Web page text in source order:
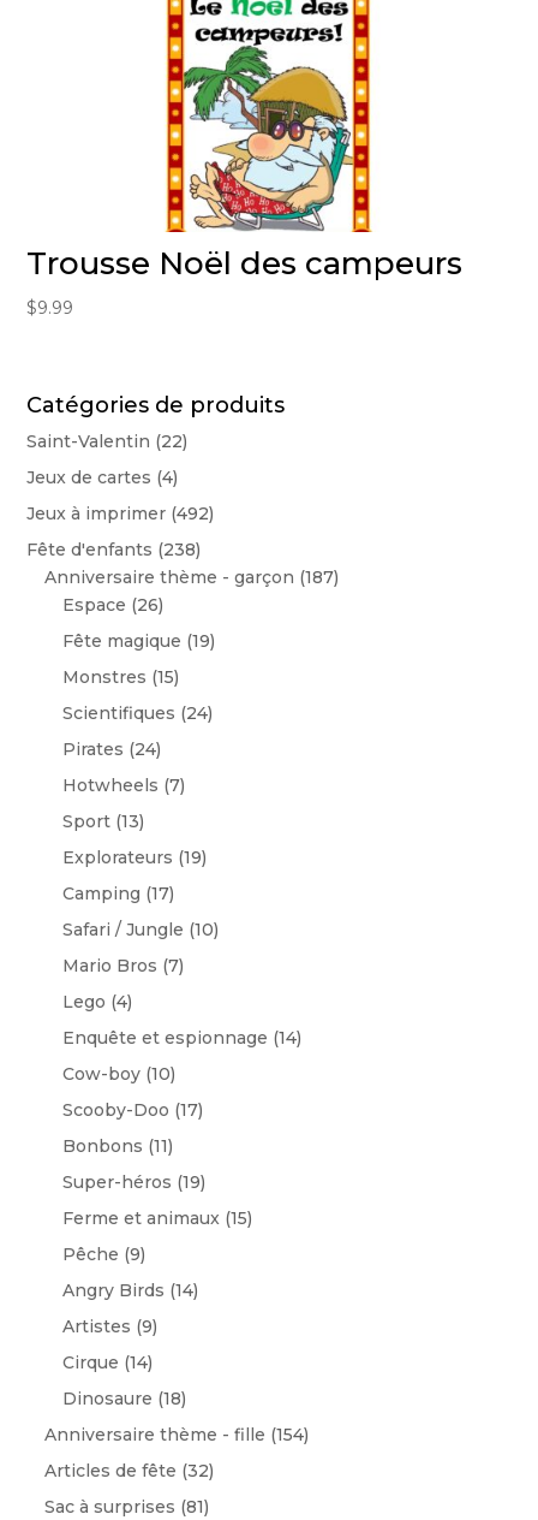
Trousse Noël des campeurs
$9.99
Catégories de produits
Saint-Valentin (22)
Jeux de cartes (4)
Jeux à imprimer (492)
Fête d'enfants (238)
Anniversaire thème - garçon (187)
Espace (26)
Fête magique (19)
Monstres (15)
Scientifiques (24)
Pirates (24)
Hotwheels (7)
Sport (13)
Explorateurs (19)
Camping (17)
Safari / Jungle (10)
Mario Bros (7)
Lego (4)
Enquête et espionnage (14)
Cow-boy (10)
Scooby-Doo (17)
Bonbons (11)
Super-héros (19)
Ferme et animaux (15)
Pêche (9)
Angry Birds (14)
Artistes (9)
Cirque (14)
Dinosaure (18)
Anniversaire thème - fille (154)
Articles de fête (32)
Sac à surprises (81)